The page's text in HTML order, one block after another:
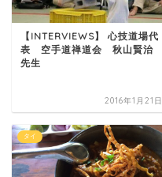
【INTERVIEWS】 心技道場代
表 空手道禅道会 秋山賢治
先生
2016年1月21日
タイ